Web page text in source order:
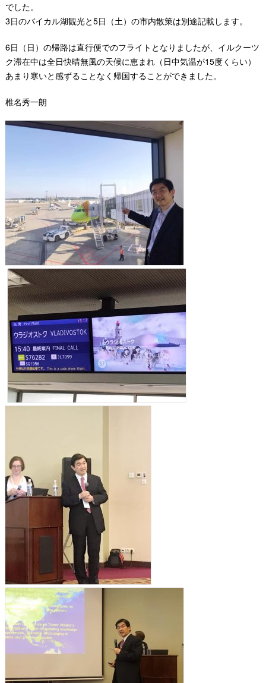
でした。
3日のバイカル湖観光と5日（土）の市内散策は別途記載します。
6日（日）の帰路は直行便でのフライトとなりましたが、イルクーツ
ク滞在中は全日快晴無風の天候に恵まれ（日中気温が15度くらい）
あまり寒いと感ずることなく帰国することができました。
椎名秀一朗